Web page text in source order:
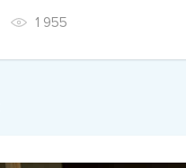
1 955